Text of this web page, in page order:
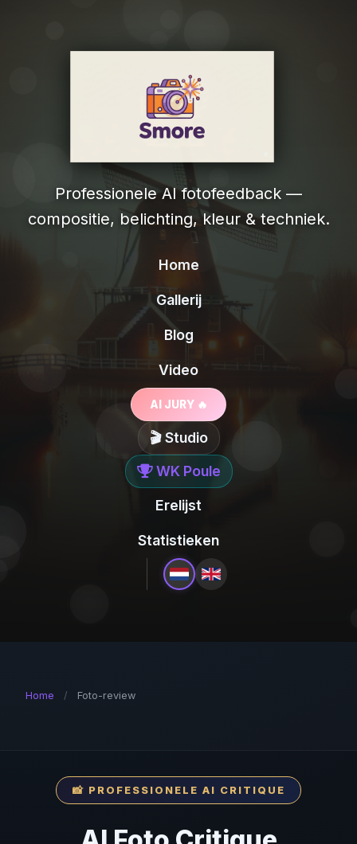
Professionele AI fotofeedback —
compositie, belichting, kleur & techniek.
Home
Gallerij
Blog
Video
AI JURY 🔥
🎬 Studio
WK Poule
Erelijst
Statistieken
Home / Foto-review
📸 PROFESSIONELE AI CRITIQUE